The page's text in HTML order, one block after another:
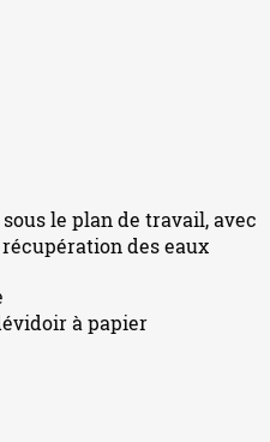
le plan de travail, avec
récupération des eaux
à papier